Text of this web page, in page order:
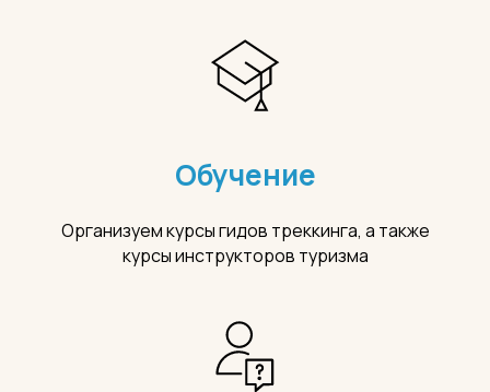
Обучение
Организуем курсы гидов треккинга, а также
курсы инструкторов туризма